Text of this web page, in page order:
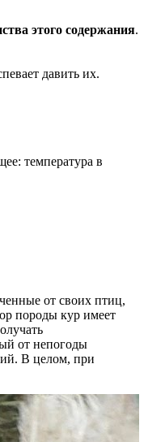
этого содержания.
давить их.
температура в
от своих птиц,
породы кур имеет
от непогоды
В целом, при